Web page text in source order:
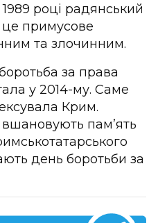
році радянський
примусове
та злочинним.
за права
у 2014-му. Саме
Крим.
пам’ять
день боротьби за